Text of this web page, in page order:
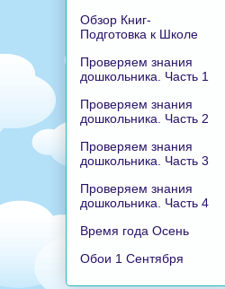
Обзор Книг-
Подготовка к Школе
Проверяем знания
дошкольника. Часть 1
Проверяем знания
дошкольника. Часть 2
Проверяем знания
дошкольника. Часть 3
Проверяем знания
дошкольника. Часть 4
Время года Осень
Обои 1 Сентября